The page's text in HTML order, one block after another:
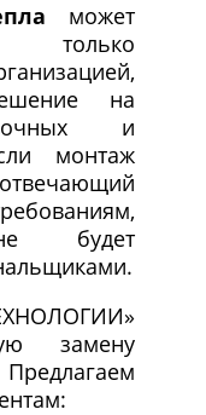
может
на
и
монтаж
будет
замену